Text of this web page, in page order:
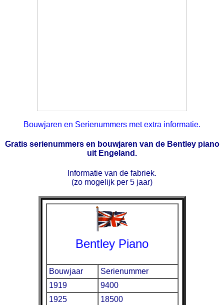
Bouwjaren en Serienummers met extra informatie.
Gratis serienummers en bouwjaren van de Bentley piano
uit Engeland.
Informatie van de fabriek.
(zo mogelijk per 5 jaar)
Bentley Piano
Bouwjaar
Serienummer
1919
9400
1925
18500